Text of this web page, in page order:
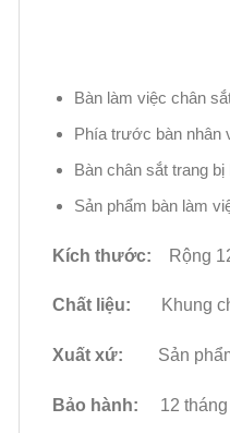
Bàn làm việc chân
Phía trước bàn nhân
Bàn chân sắt trang
Sản phẩm bàn làm
Kích thước: Rộng
Chất liệu: Khung
Xuất xứ: Sản
Bảo hành: 12 tháng